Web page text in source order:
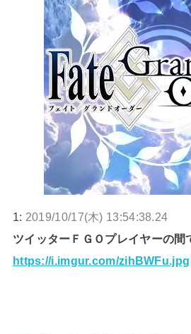
1: 2019/10/17(木) 13:54:38.24
ツイッターＦＧＯプレイヤーの間
https://i.imgur.com/zihBWFu.jpg